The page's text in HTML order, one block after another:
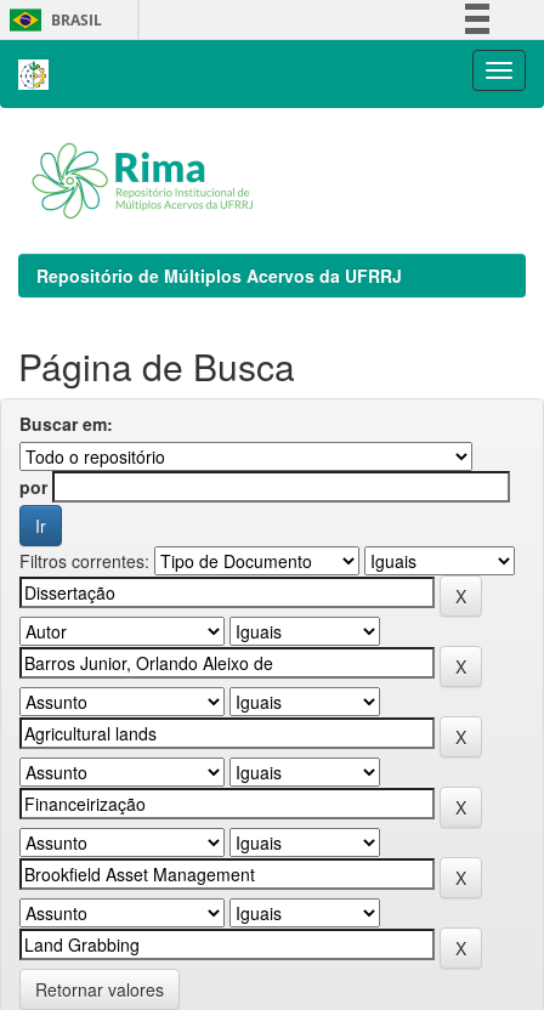
Skip
navigation
BRASIL
Repositório de Múltiplos Acervos da UFRRJ
Página de Busca
Buscar em:
por
Filtros correntes:
Retornar valores